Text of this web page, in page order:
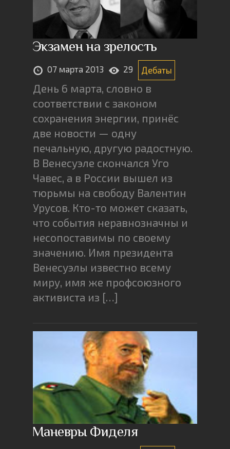
Экзамен на зрелость
07 марта 2013 29 Дебаты
День 6 марта, словно в
соответствии с законом
сохранения энергии, принёс
две новости — одну
печальную, другую радостную.
В Венесуэле скончался Уго
Чавес, а в России вышел из
тюрьмы на свободу Валентин
Урусов. Кто-то может сказать,
что события неравнозначны и
несопоставимы по своему
значению. Имя президента
Венесуэлы известно всему
миру, имя же профсоюзного
активиста из […]
Маневры Фиделя